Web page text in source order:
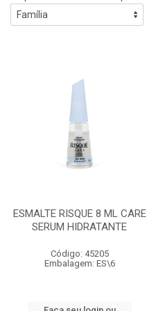
ESMALTE RISQUE 8 ML CARE
SERUM HIDRATANTE
Código: 45205
Embalagem: ES\6